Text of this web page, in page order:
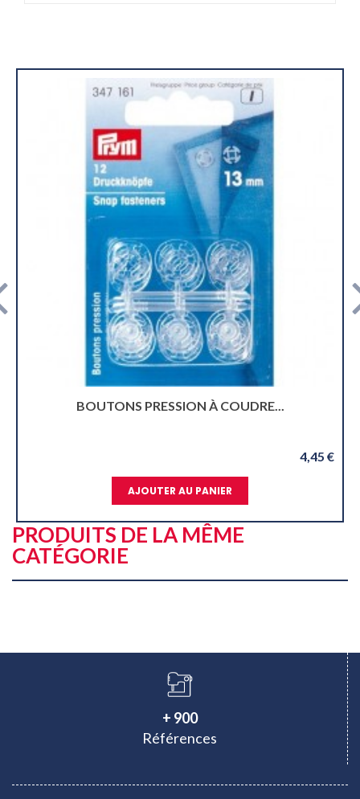
PRODUITS DE LA MÊME
CATÉGORIE
BOUTONS PRESSION
+ 900
Références